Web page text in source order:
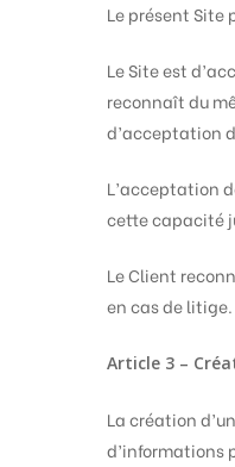
Le présent Site
Le Site est
reconnaît du
d’acceptation
L’acceptation
cette capacité
Le Client
en cas de litige.
Article 3 –
La création
d’informations